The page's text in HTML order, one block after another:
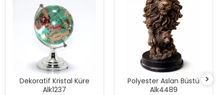
Dekoratif Kristal Küre
Alk1237
Polyester Aslan Büstü
Alk4489